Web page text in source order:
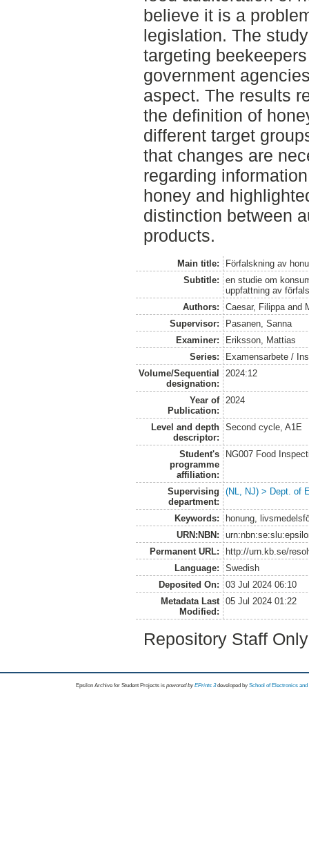
believe it is a
legislation. The
targeting
government
aspect. The results
the definition of
different target
that changes are
regarding
honey and
distinction between
products.
Main title:
Förfalskning av
Subtitle:
en studie om
uppfattning av
Authors:
Caesar, Filippa and
Supervisor:
Pasanen, Sanna
Examiner:
Eriksson, Mattias
Series:
Examensarbete /
Volume/Sequential
designation:
2024:12
Year of
Publication:
2024
Level and depth
descriptor:
Second cycle, A1E
Student's
programme
affiliation:
NG007 Food
Supervising
department:
(NL, NJ) > Dept. of
Keywords:
honung,
URN:NBN:
Permanent URL:
http://urn.kb.se/
Language:
Swedish
Deposited On:
03 Jul 2024 06:10
Metadata Last
Modified:
05 Jul 2024 01:22
Repository Staff
Epsilon Archive for Student Projects is powored byEPrints 3 developed by School of Electronics